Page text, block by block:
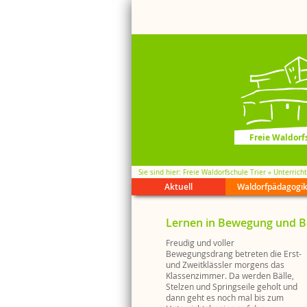
Freie
Sie sind hier Freie Waldorfschule Trier Unterricht
Aktuell Waldorfpädagogik
Schul-
21
Feste +
Wollkreis
Literatur
Lernen in Bewegung und
Freudig und voller
Bewegungsdrang betreten die Erst-
und Zweitklässler morgens das
Klassenzimmer. Da werden Bälle,
Stelzen und Springseile geholt und
dann geht es noch mal bis zum